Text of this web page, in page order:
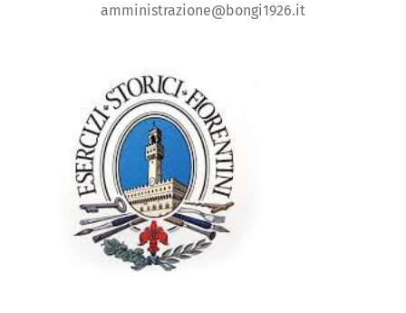
amministrazione@bongi1926.it